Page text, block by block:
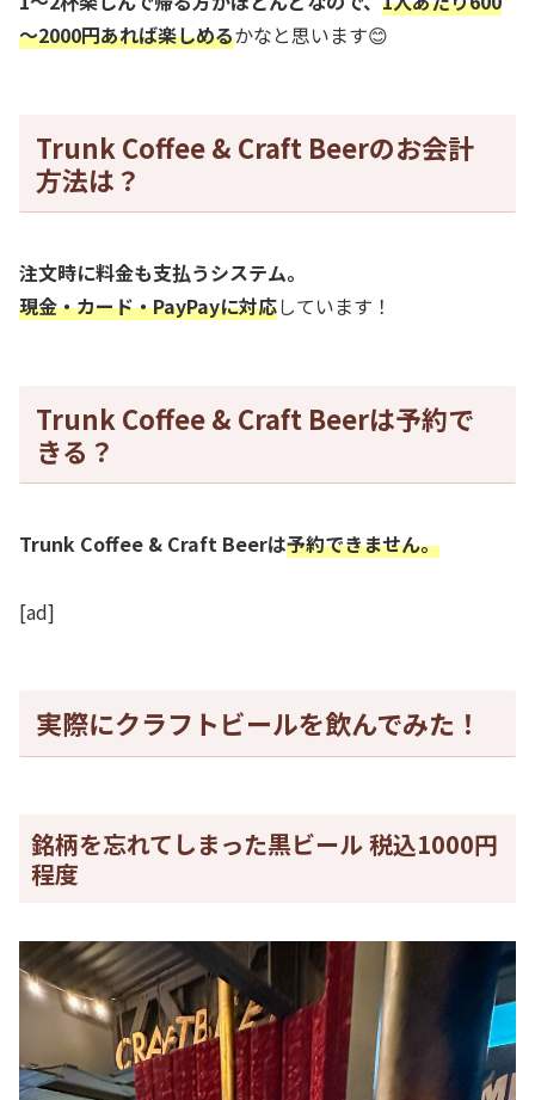
～2000円あれば楽しめるかなと思います😊
Trunk Coffee & Craft Beerのお会計
方法は？
注文時に料金も支払うシステム。
現金・カード・PayPayに対応しています！
Trunk Coffee & Craft Beerは予約で
きる？
Trunk Coffee & Craft Beerは予約できません。
[ad]
実際にクラフトビールを飲んでみた！
銘柄を忘れてしまった黒ビール 税込1000円
程度